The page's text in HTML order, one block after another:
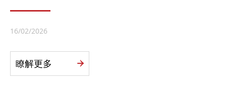
16/02/2026
瞭解更多